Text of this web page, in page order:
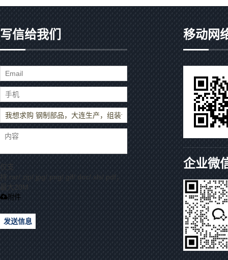
写信给我们
仅支
持.rar/.zip/.jpg/.png/.gif/.doc/.xls/.pdf，
最大20M
附件
发送信息
移动网
企业微